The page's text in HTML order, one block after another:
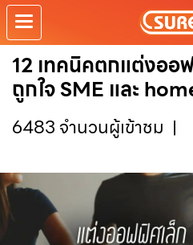
12 เทคนิคตกแต่งออ
ถูกใจ SME และ
6483 จำนวนผู้เข้าชม |